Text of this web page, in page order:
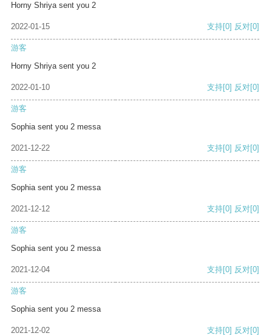
Horny Shriya sent you 2
2022-01-15 支持[0] 反对[0]
游客
Horny Shriya sent you 2
2022-01-10 支持[0] 反对[0]
游客
Sophia sent you 2 messa
2021-12-22 支持[0] 反对[0]
游客
Sophia sent you 2 messa
2021-12-12 支持[0] 反对[0]
游客
Sophia sent you 2 messa
2021-12-04 支持[0] 反对[0]
游客
Sophia sent you 2 messa
2021-12-02 支持[0] 反对[0]